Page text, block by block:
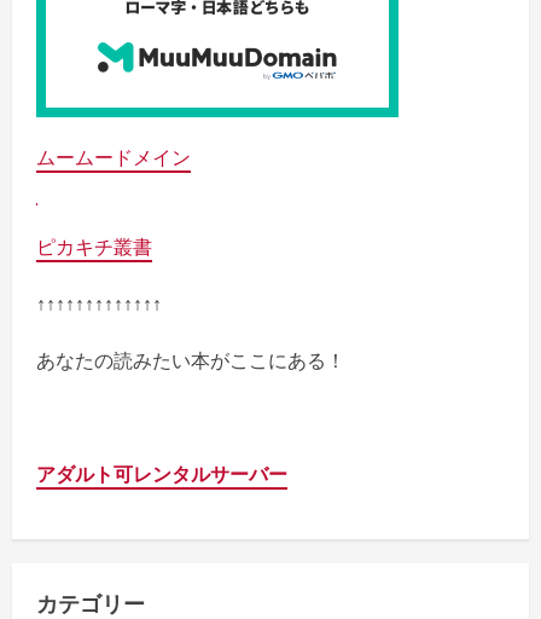
ムームードメイン
ピカキチ叢書
↑↑↑↑↑↑↑↑↑↑↑↑↑
あなたの読みたい本がここにある！
アダルト可レンタルサーバー
カテゴリー